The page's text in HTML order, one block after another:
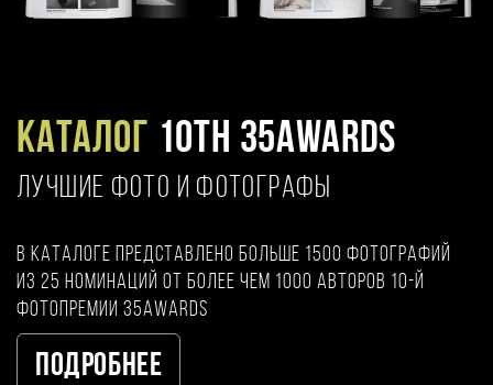
Каталог 10TH 35AWARDS
ЛУЧШИЕ ФОТО И ФОТОГРАФЫ
В каталоге представлено больше 1500 фотографий
из 25 номинаций от более чем 1000 авторов 10-й
фотопремии 35AWARDS
Подробнее